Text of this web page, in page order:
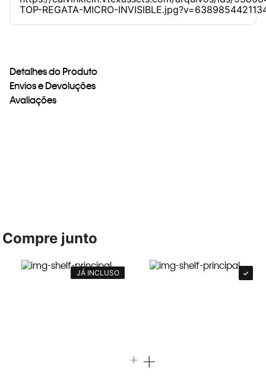
Detalhes do Produto
Envios e Devoluções
Avaliações
Compre junto
JÁ INCLUSO